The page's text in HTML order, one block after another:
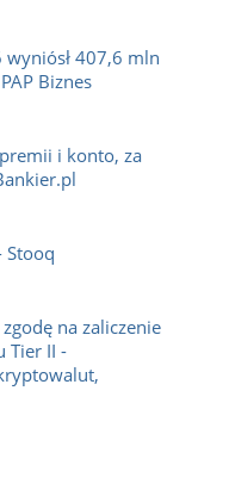
407,6 mln
Biznes
i konto, za
Stooq
na zaliczenie
Tier II -